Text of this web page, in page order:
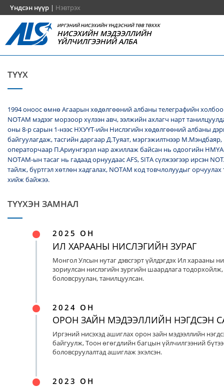
Үндсэн нүүр | Нэвтрэх
ИРГЭНИЙ НИСЭХИЙН ҮНДЭСНИЙ ТӨВ ТӨХХК
НИСЭХИЙН МЭДЭЭЛЛИЙН
ҮЙЛЧИЛГЭЭНИЙ АЛБА
ТҮҮХ
1994 оноос өмнө Агаарын хөдөлгөөний албаны телеграфийн
NОТАМ мэдээг морзоор хүлээн авч, ээлжийн ахлагч нарт
оны 8-р сарын 1-нээс НХУҮТ-ийн Нислэгийн хөдөлгөөний албаны
байгуулагдаж, тасгийн даргаар Д.Туяат, мэргэжилтнээр
операторчаар П.Ариунгэрэл нар ажиллаж байсан нь одоогийн
NOTAM-ын тасаг нь гадаад орнуудаас AFS, SITA сүлжээгээр ирсэн
тайлж, бүртгэл хөтлөн хадгалах, NОТАМ код товчлолуудыг
хийж байжээ.
ТҮҮХЭН ЗАМНАЛ
2025 ОН
ИЛ ХАРААНЫ НИСЛЭГИЙН ЗУРАГ
Монгол Улсын нутаг дэвсгэрт үйлдэгдэх Ил харааны
зориулсан нислэгийн зургийн шаардлага тодорхойлж,
боловсруулан, танилцуулсан.
2024 ОН
ОРОН ЗАЙН МЭДЭЭЛЛИЙН НЭГДСЭН
Иргэний нисэхэд ашиглах орон зайн мэдээллийн
байгуулж, Тоон өгөгдлийн багцын үйлчилгээний
боловсруулалтад ашиглаж эхэлсэн.
2023 ОН